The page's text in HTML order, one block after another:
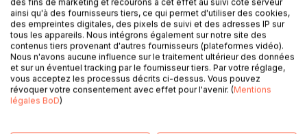
aux mystères de la maîtrise de ce jeu.
Dans le présent livre, Beth révèle les premiers secrets à
connaître après avoir appris les règles du jeu pour pouvoir
gagner ses premières parties d'échecs.
Rédigé d'une manière très pédagogique, toujours avec
l'objectif d'apporter des réponses claires aux questions
ainsi qu'à des fournisseurs tiers, ce qui permet d'utiliser des cookies,
des empreintes digitales, des pixels de suivi et des adresses IP sur
tous les appareils. Nous intégrons également sur notre site des
contenus tiers provenant d'autres fournisseurs (plateformes vidéo).
Nous n'avons aucune influence sur le traitement ultérieur des données
et sur un éventuel tracking par le fournisseur tiers. Par votre réglage,
vous acceptez les processus décrits ci-dessus. Vous pouvez
révoquer votre consentement avec effet pour l'avenir. (Mentions
légales BoD)